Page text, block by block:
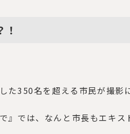
た350名を超える市民が撮影
』では、なんと市長もエキス